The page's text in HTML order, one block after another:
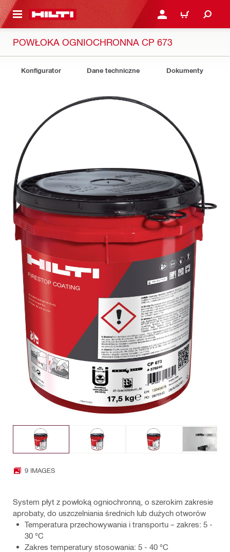
GŁÓWNEJ ZALOGUJ SIĘ LUB
KOSZYK
POWŁOKA OGNIOCHRONNA CP 673
Konfigurator Dane techniczne Dokumenty
9 IMAGES
System płyt z powłoką ogniochronną, o szerokim zakresie
aprobaty, do uszczelniania średnich lub dużych otworów
Temperatura przechowywania i transportu – zakres: 5 -
30 °C
Zakres temperatury stosowania: 5 - 40 °C